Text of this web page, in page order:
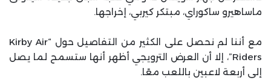
ماساهيرو ساكوراي، مبتكر كيربي، إخراجها.
مع أننا لم نحصل على الكثير من التفاصيل حول “Kirby Air
Riders”، إلا أن العرض الترويجي أظهر أنها ستسمح لما يصل
إلى أربعة لاعبين باللعب معًا.